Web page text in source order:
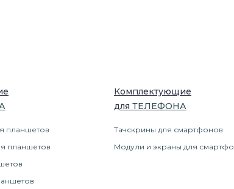
планшетов
планшетов
Комплектующие
для ТЕЛЕФОНА
Тачскрины для смартфонов
Модули и экраны для